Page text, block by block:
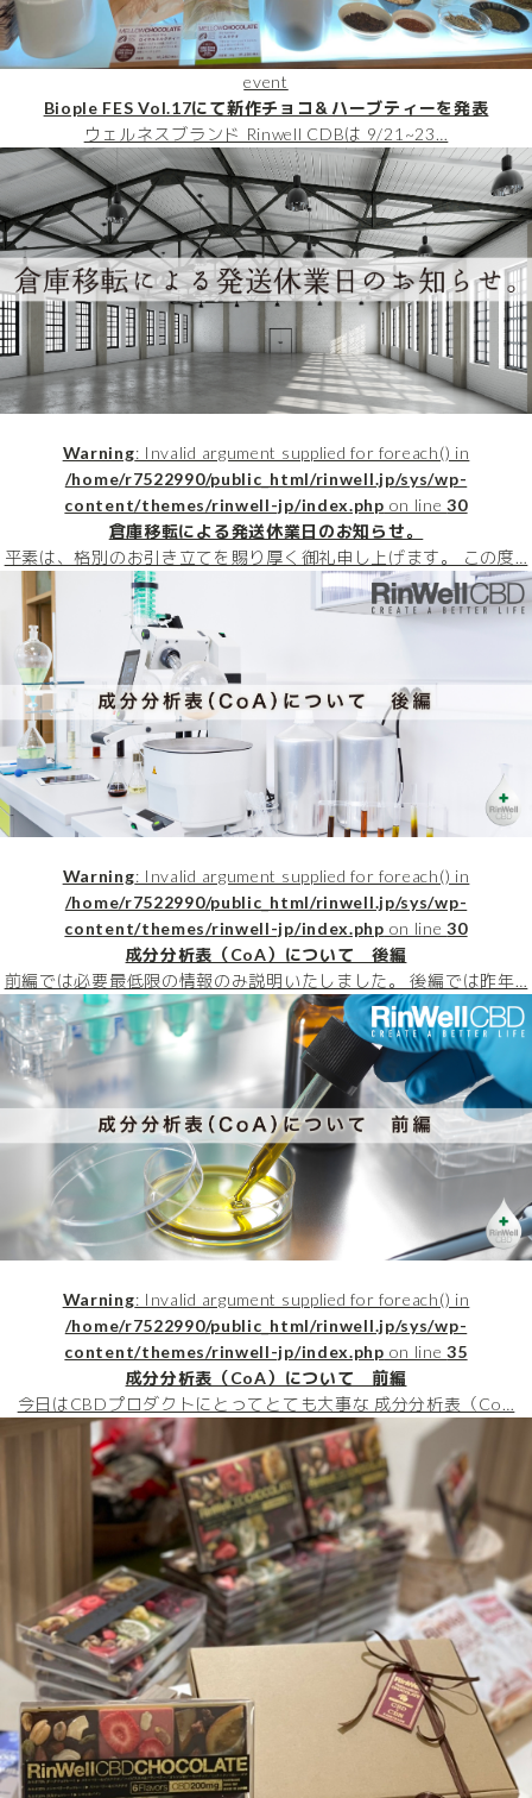
event
Biople FES Vol.17にて新作チョコ＆ハーブティーを発表
ウェルネスブランド Rinwell CDBは 9/21~23…
Warning: Invalid argument supplied for foreach() in
/home/r7522990/public_html/rinwell.jp/sys/wp-
content/themes/rinwell-jp/index.php on line30
倉庫移転による発送休業日のお知らせ。
平素は、格別のお引き立てを賜り厚く御礼申し上げます。 この度…
Warning: Invalid argument supplied for foreach() in
/home/r7522990/public_html/rinwell.jp/sys/wp-
content/themes/rinwell-jp/index.php on line30
成分分析表（CoA）について 後編
前編では必要最低限の情報のみ説明いたしました。 後編では昨年…
Warning: Invalid argument supplied for foreach() in
/home/r7522990/public_html/rinwell.jp/sys/wp-
content/themes/rinwell-jp/index.php on line35
成分分析表（CoA）について 前編
今日はCBDプロダクトにとってとても大事な 成分分析表（Co…